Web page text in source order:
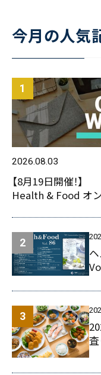
今月の人気
2026.08.03
【8月19日開催！】
Health & Food オ
査